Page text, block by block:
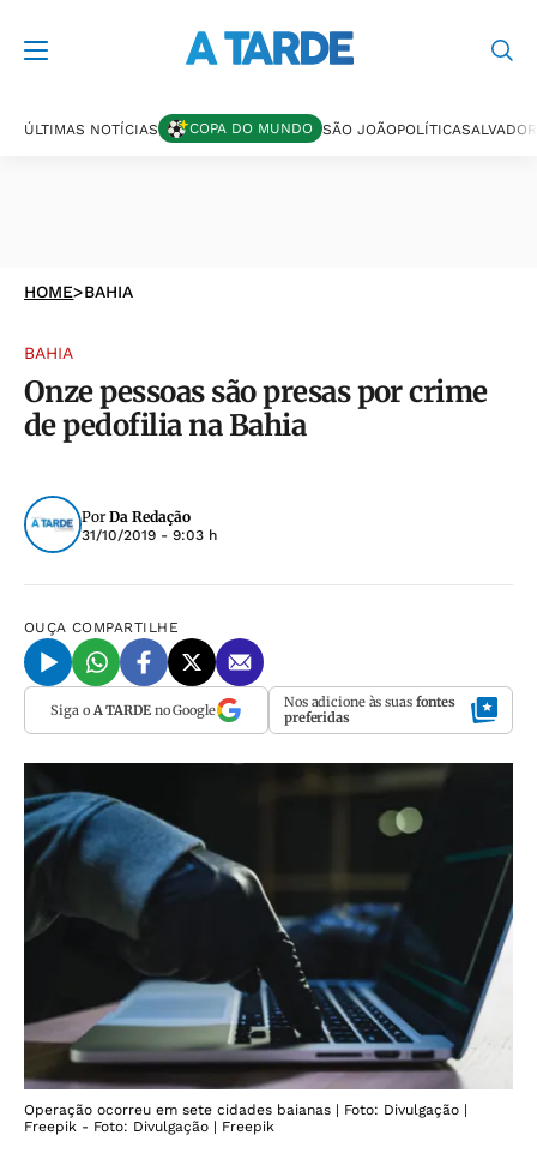
ÚLTIMAS NOTÍCIAS COPA DO MUNDO SÃO JOÃOPOLÍTICASALVADOR
HOME>BAHIA
BAHIA
Onze pessoas são presas por crime
de pedofilia na Bahia
Por Da Redação
31/10/2019 - 9:03 h
OUÇA COMPARTILHE
Siga o A TARDEno Google Nos adicione às suas fontes
preferidas
Operação ocorreu em sete cidades baianas | Foto: Divulgação |
Freepik - Foto: Divulgação | Freepik